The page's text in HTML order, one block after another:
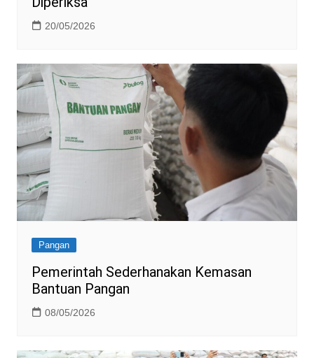
20/05/2026
Pangan
Pemerintah Sederhanakan Kemasan
Bantuan Pangan
08/05/2026